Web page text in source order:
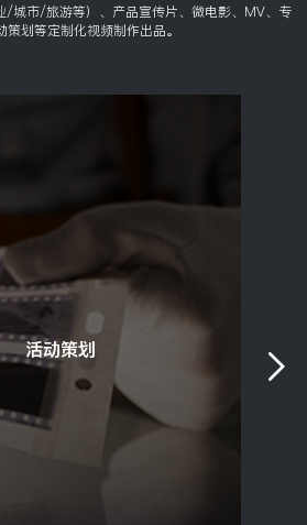
/城市/旅游等）、产品宣传片、微电影、MV、专
策划等定制化视频制作出品。
活动策划